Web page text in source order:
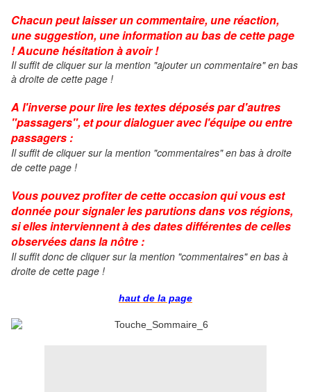
Chacun peut laisser un commentaire, une réaction,
une suggestion, une information au bas de cette page
! Aucune hésitation à avoir !
Il suffit de cliquer sur la mention "ajouter un commentaire" en bas
à droite de cette page !
A l'inverse pour lire les textes déposés par d'autres
"passagers", et pour dialoguer avec l'équipe ou entre
passagers :
Il suffit de cliquer sur la mention "commentaires" en bas à droite
de cette page !
Vous pouvez profiter de cette occasion qui vous est
donnée pour signaler les parutions dans vos régions,
si elles interviennent à des dates différentes de celles
observées dans la nôtre :
Il suffit donc de cliquer sur la mention "commentaires" en bas à
droite de cette page !
haut de la page